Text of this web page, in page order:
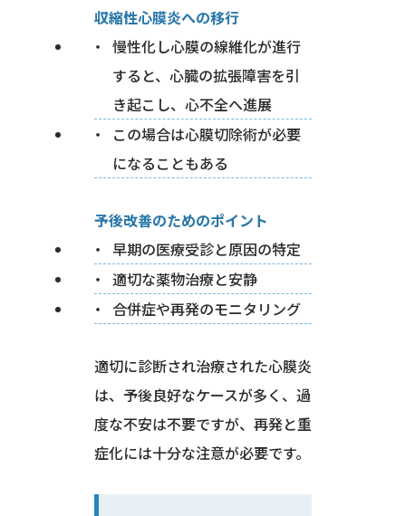
収縮性心膜炎への移行
慢性化し心膜の線維化が進行
すると、心臓の拡張障害を引
き起こし、心不全へ進展
この場合は心膜切除術が必要
になることもある
予後改善のためのポイント
早期の医療受診と原因の特定
適切な薬物治療と安静
合併症や再発のモニタリング
適切に診断され治療された心膜炎
は、予後良好なケースが多く、過
度な不安は不要ですが、再発と重
症化には十分な注意が必要です。